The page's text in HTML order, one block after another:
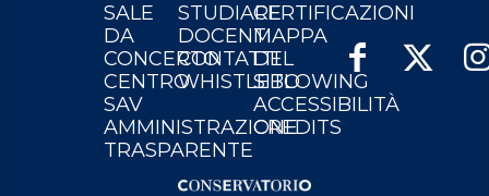
SALE
DA
CONCERTO
CENTRO
SAV
AMMINISTRAZIONE
TRASPARENTE
STUDIARE
DOCENTI
CONTATTI
WHISTLEBLOWING
CERTIFICAZIONI
MAPPA
DEL
SITO
ACCESSIBILITÀ
CREDITS